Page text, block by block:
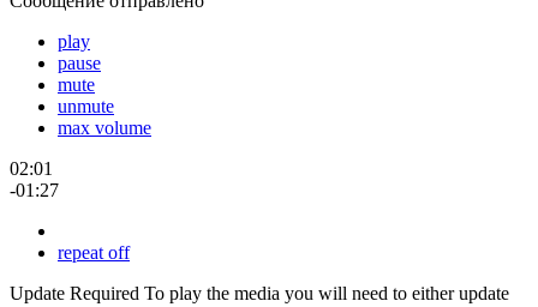
play
pause
mute
unmute
max volume
02:01
-01:27
repeat off
Update Required To play the media you will need to either update